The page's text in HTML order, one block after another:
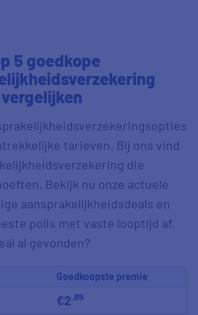
5 goedkope
vergelijken
tarieven. Bij ons vind
die
Bekijk nu onze actuele
aansprakelijkheidsdeals en
polis met vaste looptijd af.
al gevonden?
Goedkoopste premie
€2,85